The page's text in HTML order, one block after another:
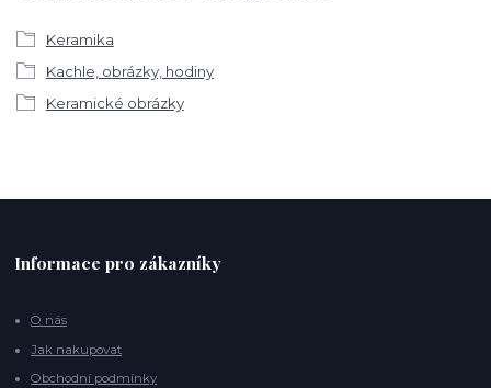
Keramika
Kachle, obrázky, hodiny
Keramické obrázky
Informace pro zákazníky
O nás
Jak nakupovat
Obchodní podmínky